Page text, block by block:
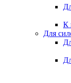
К
Для